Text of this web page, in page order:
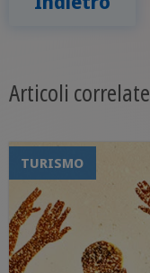
Articoli correlate
TURISMO